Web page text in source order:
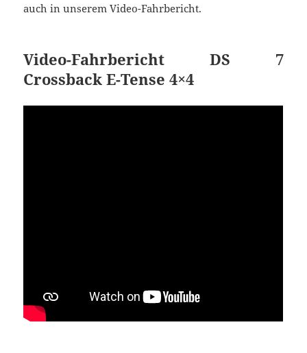
auch in unserem Video-Fahrbericht.
Video-Fahrbericht DS 7
Crossback E-Tense 4×4